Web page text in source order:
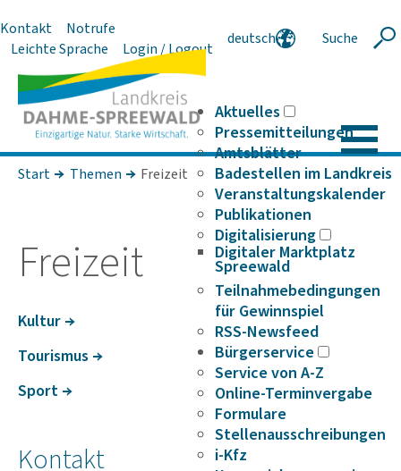
Kontakt
Notrufe
Leichte Sprache
Login / Logout
deutsch
Suche
Aktuelles
Pressemitteilungen
Amtsblätter
Badestellen im Landkreis
Veranstaltungskalender
Publikationen
Digitalisierung
Digitaler Marktplatz
Spreewald
Teilnahmebedingungen
für Gewinnspiel
RSS-Newsfeed
Bürgerservice
Service von A-Z
Online-Terminvergabe
Formulare
Stellenausschreibungen
i-Kfz
Start Themen Freizeit
Frei­zeit
Kultur
Tourismus
Sport
Kontakt